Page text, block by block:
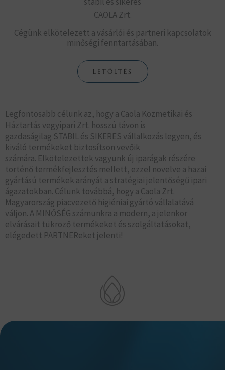
CAOLA Zrt.
Cégünk elkötelezett a vásárlói és partneri kapcsolatok
minőségi fenntartásában.
LETÖLTÉS
Legfontosabb célunk az, hogy a Caola Kozmetikai és
Háztartás vegyipari Zrt. hosszú távon is
gazdaságilag STABIL és SIKERES vállalkozás legyen, és
kiváló termékeket biztosítson vevőik
számára. Elkötelezettek vagyunk új iparágak részére
történő termékfejlesztés mellett, ezzel növelve a hazai
gyártású termékek arányát a stratégiai jelentőségű ipari
ágazatokban. Célunk továbbá, hogy a Caola Zrt.
Magyarország piacvezető higiéniai gyártó vállalatává
váljon.A MINŐSÉG számunkra a modern, a jelenkor
elvárásait tükröző termékeket és szolgáltatásokat,
elégedett PARTNEReket jelenti!